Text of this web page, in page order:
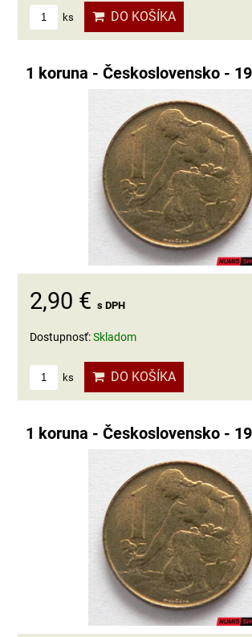
ks DO KOŠÍKA
1 koruna - Československo -
2,90 € s DPH
Dostupnosť:Skladom
ks DO KOŠÍKA
1 koruna - Československo -